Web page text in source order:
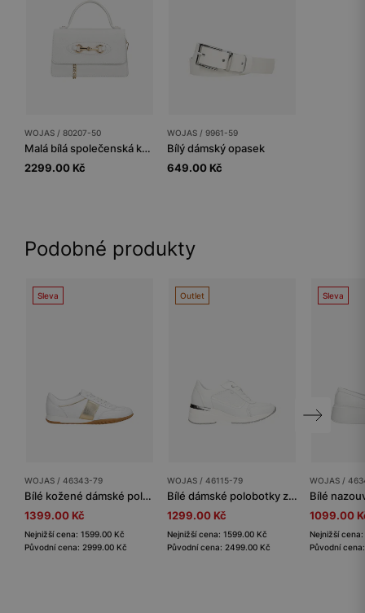
WOJAS / 80207-50
Malá bílá společenská kabelka
2299.00 Kč
WOJAS / 9961-59
Bílý dámský opasek
649.00 Kč
Podobné produkty
Sleva
WOJAS / 46343-79
Bílé kožené dámské polobotky se zlatými detaily
1399.00 Kč
Nejnižší cena: 1599.00 Kč
Původní cena: 2999.00 Kč
Outlet
WOJAS / 46115-79
Bílé dámské polobotky z hladké a velurové kůže
1299.00 Kč
Nejnižší cena: 1599.00 Kč
Původní cena: 2499.00 Kč
Sleva
WOJAS /
1099.00
Nejnižší
Původní